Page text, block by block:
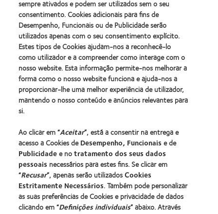
100)
Award
(2012)
REBRAND
100®
Global
Award
(2012)
Prémio
da
Industria
da
BCLA
Os nossos produtos
Tecnologia de lentes de contacto
Encontre as suas lentes
Procurar um centro
Lentes de contacto e a visão
Novo utilizador
Utilizador experiente
Blog
sempre ativados e podem ser utilizados sem o seu
consentimento. Cookies adicionais para fins de
Desempenho, Funcionais ou de Publicidade serão
utilizados apenas com o seu consentimento explícito.
Estes tipos de Cookies ajudam-nos a reconhecê-lo
como utilizador e a compreender como interage com o
nosso website. Esta informação permite-nos melhorar a
forma como o nosso website funciona e ajuda-nos a
proporcionar-lhe uma melhor experiência de utilizador,
mantendo o nosso conteúdo e anúncios relevantes para
si.
Ao clicar em “Aceitar”, está a consentir na entrega e
acesso a Cookies deDesempenho, Funcionaise de
Publicidadee notratamento dos seus dados
pessoais necessários para estes fins. Se clicar em
“Recusar”, apenas serão utilizadosCookies
Estritamente Necessários. Também pode personalizar
as suas preferências de Cookies e privacidade de dados
clicando em “Definições individuais” abaixo. Através